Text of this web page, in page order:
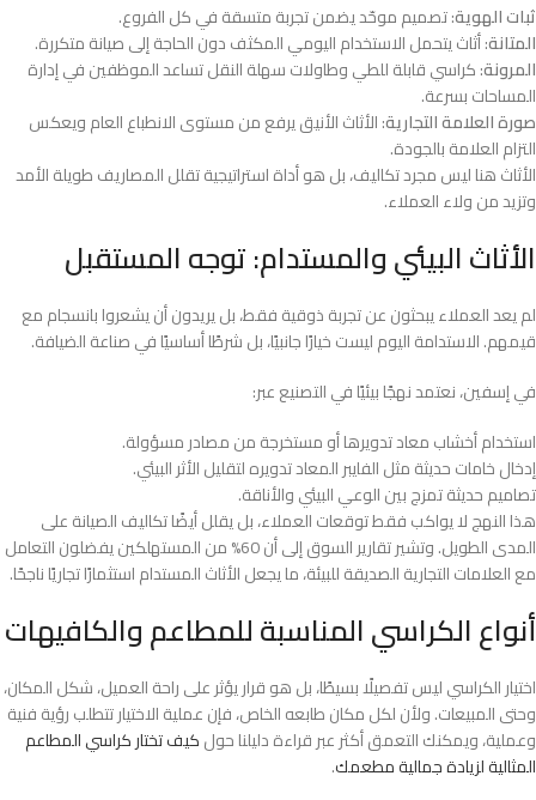
ثبات الهوية: تصميم موحّد يضمن تجربة متسقة في كل الفروع.
المتانة: أثاث يتحمل الاستخدام اليومي المكثف دون الحاجة إلى صيانة متكررة.
المرونة: كراسي قابلة للطي وطاولات سهلة النقل تساعد الموظفين في إدارة
المساحات بسرعة.
صورة العلامة التجارية: الأثاث الأنيق يرفع من مستوى الانطباع العام ويعكس
التزام العلامة بالجودة.
الأثاث هنا ليس مجرد تكاليف، بل هو أداة استراتيجية تقلل المصاريف طويلة الأمد
وتزيد من ولاء العملاء.
الأثاث البيئي والمستدام: توجه المستقبل
لم يعد العملاء يبحثون عن تجربة ذوقية فقط، بل يريدون أن يشعروا بانسجام مع
قيمهم. الاستدامة اليوم ليست خيارًا جانبيًا، بل شرطًا أساسيًا في صناعة الضيافة.
في إسفين، نعتمد نهجًا بيئيًا في التصنيع عبر:
استخدام أخشاب معاد تدويرها أو مستخرجة من مصادر مسؤولة.
إدخال خامات حديثة مثل الفايبر المعاد تدويره لتقليل الأثر البيئي.
تصاميم حديثة تمزج بين الوعي البيئي والأناقة.
هذا النهج لا يواكب فقط توقعات العملاء، بل يقلل أيضًا تكاليف الصيانة على
المدى الطويل. وتشير تقارير السوق إلى أن 60% من المستهلكين يفضلون التعامل
مع العلامات التجارية الصديقة للبيئة، ما يجعل الأثاث المستدام استثمارًا تجاريًا ناجحًا.
أنواع الكراسي المناسبة للمطاعم والكافيهات
اختيار الكراسي ليس تفصيلًا بسيطًا، بل هو قرار يؤثر على راحة العميل، شكل المكان،
وحتى المبيعات. ولأن لكل مكان طابعه الخاص، فإن عملية الاختيار تتطلب رؤية فنية
وعملية، ويمكنك التعمق أكثر عبر قراءة دليلنا حولكيف تختار كراسي المطاعم
المثالية لزيادة جمالية مطعمك.